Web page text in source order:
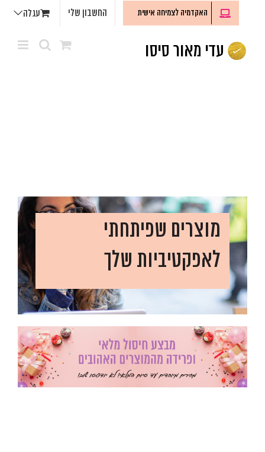
האקדמיה לצמיחה אישית החשבון שלי עגלה
מוצרים שפיתחתי
לאפקטיביות שלך